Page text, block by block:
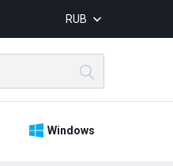
RUB
Windows